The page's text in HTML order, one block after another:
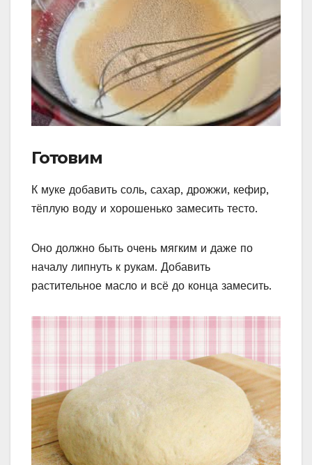
Готовим
К муке добавить соль, сахар, дрожжи, кефир,
тёплую воду и хорошенько замесить тесто.
Оно должно быть очень мягким и даже по
началу липнуть к рукам. Добавить
растительное масло и всё до конца замесить.